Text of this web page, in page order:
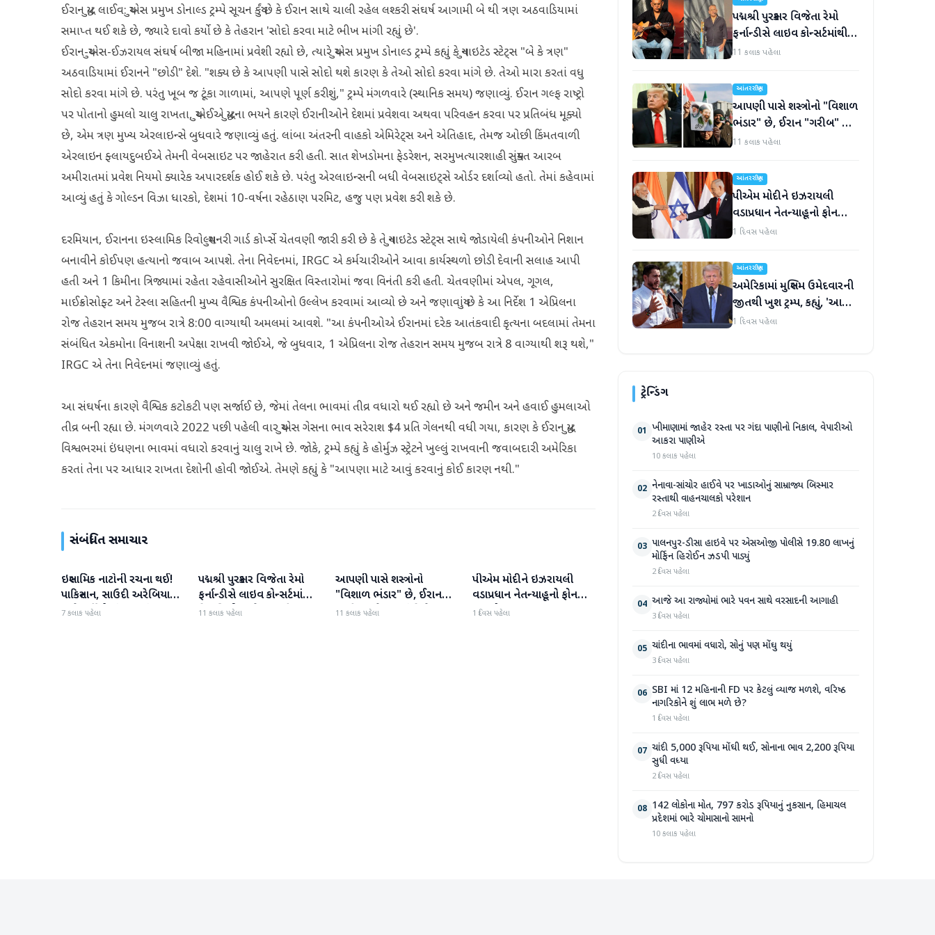
ઈરાન યુદ્ધ લાઈવ: યુએસ પ્રમુખ ડોનાલ્ડ ટ્રમ્પે સૂચન કર્યું છે કે ઈરાન સાથે ચાલી રહેલ લશ્કરી સંઘર્ષ આગામી બે થી ત્રણ અઠવાડિયામાં
સમાપ્ત થઈ શકે છે, જ્યારે દાવો કર્યો છે કે તેહરાન 'સોદો કરવા માટે ભીખ માંગી રહ્યું છે'.
ઈરાન-યુએસ-ઈઝરાયલ સંઘર્ષ બીજા મહિનામાં પ્રવેશી રહ્યો છે, ત્યારે યુએસ પ્રમુખ ડોનાલ્ડ ટ્રમ્પે કહ્યું કે યુનાઇટેડ સ્ટેટ્સ "બે કે ત્રણ"
અઠવાડિયામાં ઈરાનને "છોડી" દેશે. "શક્ય છે કે આપણી પાસે સોદો થશે કારણ કે તેઓ સોદો કરવા માંગે છે. તેઓ મારા કરતાં વધુ
સોદો કરવા માંગે છે. પરંતુ ખૂબ જ ટૂંકા ગાળામાં, આપણે પૂર્ણ કરીશું," ટ્રમ્પે મંગળવારે (સ્થાનિક સમય) જણાવ્યું. ઈરાન ગલ્ફ રાષ્ટ્રો
પર પોતાનો હુમલો ચાલુ રાખતા, યુએઈએ યુદ્ધના ભયને કારણે ઈરાનીઓને દેશમાં પ્રવેશવા અથવા પરિવહન કરવા પર પ્રતિબંધ મૂક્યો
છે, એમ ત્રણ મુખ્ય એરલાઇન્સે બુધવારે જણાવ્યું હતું. લાંબા અંતરની વાહકો એમિરેટ્સ અને એતિહાદ, તેમજ ઓછી કિંમતવાળી
એરલાઇન ફ્લાયદુબઈએ તેમની વેબસાઇટ પર જાહેરાત કરી હતી. સાત શેખડોમના ફેડરેશન, સરમુખત્યારશાહી સંયુક્ત આરબ
અમીરાતમાં પ્રવેશ નિયમો ક્યારેક અપારદર્શક હોઈ શકે છે. પરંતુ એરલાઇન્સની બધી વેબસાઇટ્સે ઓર્ડર દર્શાવ્યો હતો. તેમાં કહેવામાં
આવ્યું હતું કે ગોલ્ડન વિઝા ધારકો, દેશમાં 10-વર્ષના રહેઠાણ પરમિટ, હજુ પણ પ્રવેશ કરી શકે છે.
દરમિયાન, ઈરાનના ઇસ્લામિક રિવોલ્યુશનરી ગાર્ડ કોર્પ્સે ચેતવણી જારી કરી છે કે તે યુનાઇટેડ સ્ટેટ્સ સાથે જોડાયેલી કંપનીઓને નિશાન
બનાવીને કોઈપણ હત્યાનો જવાબ આપશે. તેના નિવેદનમાં, IRGC એ કર્મચારીઓને આવા કાર્યસ્થળો છોડી દેવાની સલાહ આપી
હતી અને 1 કિમીના ત્રિજ્યામાં રહેતા રહેવાસીઓને સુરક્ષિત વિસ્તારોમાં જવા વિનંતી કરી હતી. ચેતવણીમાં એપલ, ગૂગલ,
માઈક્રોસોફ્ટ અને ટેસ્લા સહિતની મુખ્ય વૈશ્વિક કંપનીઓનો ઉલ્લેખ કરવામાં આવ્યો છે અને જણાવાયું છે કે આ નિર્દેશ 1 એપ્રિલના
રોજ તેહરાન સમય મુજબ રાત્રે 8:00 વાગ્યાથી અમલમાં આવશે. "આ કંપનીઓએ ઈરાનમાં દરેક આતંકવાદી કૃત્યના બદલામાં તેમના
સંબંધિત એકમોના વિનાશની અપેક્ષા રાખવી જોઈએ, જે બુધવાર, 1 એપ્રિલના રોજ તેહરાન સમય મુજબ રાત્રે 8 વાગ્યાથી શરૂ થશે,"
IRGC એ તેના નિવેદનમાં જણાવ્યું હતું.
આ સંઘર્ષના કારણે વૈશ્વિક કટોકટી પણ સર્જાઈ છે, જેમાં તેલના ભાવમાં તીવ્ર વધારો થઈ રહ્યો છે અને જમીન અને હવાઈ હુમલાઓ
તીવ્ર બની રહ્યા છે. મંગળવારે 2022 પછી પહેલી વાર યુએસ ગેસના ભાવ સરેરાશ $4 પ્રતિ ગેલનથી વધી ગયા, કારણ કે ઈરાન યુદ્ધ
વિશ્વભરમાં ઇંધણના ભાવમાં વધારો કરવાનું ચાલુ રાખે છે. જોકે, ટ્રમ્પે કહ્યું કે હોર્મુઝ સ્ટ્રેટને ખુલ્લું રાખવાની જવાબદારી અમેરિકા
કરતાં તેના પર આધાર રાખતા દેશોની હોવી જોઈએ. તેમણે કહ્યું કે "આપણા માટે આવું કરવાનું કોઈ કારણ નથી."
સંબંધિત સમાચાર
આંતરરાષ્ટ્રીય
ઇસ્લામિક નાટોની રચના થઈ!
પાકિસ્તાન, સાઉદી અરેબિયા
અને તુર્કીએ સંયુક્ત સંરક્ષણ
7 કલાક પહેલા
આંતરરાષ્ટ્રીય
પદ્મશ્રી પુરસ્કાર વિજેતા રેમો
ફર્નાન્ડીસે લાઇવ કોન્સર્ટમાંથી
નિવૃત્તિની જાહેરાત કરી
11 કલાક પહેલા
આંતરરાષ્ટ્રીય
આપણી પાસે શસ્ત્રોનો
"વિશાળ ભંડાર" છે, ઈરાન
"ગરીબ" છે, ટ્રમ્પનું નિવેદન
11 કલાક પહેલા
આંતરરાષ્ટ્રીય
પીએમ મોદીને ઇઝરાયલી
વડાપ્રધાન નેતન્યાહૂનો ફોન
આવ્યો
1 દિવસ પહેલા
પદ્મશ્રી પુરસ્કાર વિજેતા રેમો
ફર્નાન્ડીસે લાઇવ કોન્સર્ટમાંથી
નિવૃત્તિની જાહેરાત કરી
11 કલાક પહેલા
આંતરરાષ્ટ્રીય
આપણી પાસે શસ્ત્રોનો "વિશાળ
ભંડાર" છે, ઈરાન "ગરીબ" છે,
ટ્રમ્પનું નિવેદન
11 કલાક પહેલા
આંતરરાષ્ટ્રીય
પીએમ મોદીને ઇઝરાયલી
વડાપ્રધાન નેતન્યાહૂનો ફોન
આવ્યો
1 દિવસ પહેલા
આંતરરાષ્ટ્રીય
અમેરિકામાં મુસ્લિમ ઉમેદવારની
જીતથી ખુશ ટ્રમ્પ, કહ્યું, 'આ
અમારા માટે સારા સમાચાર છે'
1 દિવસ પહેલા
ટ્રેન્ડિંગ
01 ખીમાણામાં જાહેર રસ્તા પર ગંદા પાણીનો નિકાલ, વેપારીઓ
આકરા પાણીએ
10 કલાક પહેલા
02 નેનાવા-સાંચોર હાઈવે પર ખાડાઓનું સામ્રાજ્ય બિસ્માર
રસ્તાથી વાહનચાલકો પરેશાન
2 દિવસ પહેલા
03 પાલનપુર-ડીસા હાઇવે પર એસઓજી પોલીસે 19.80 લાખનું
મોર્ફિન હિરોઈન ઝડપી પાડ્યું
2 દિવસ પહેલા
04 આજે આ રાજ્યોમાં ભારે પવન સાથે વરસાદની આગાહી
3 દિવસ પહેલા
05 ચાંદીના ભાવમાં વધારો, સોનું પણ મોંઘુ થયું
3 દિવસ પહેલા
06 SBI માં 12 મહિનાની FD પર કેટલું વ્યાજ મળશે, વરિષ્ઠ
નાગરિકોને શું લાભ મળે છે?
1 દિવસ પહેલા
07 ચાંદી 5,000 રૂપિયા મોંઘી થઈ, સોનાના ભાવ 2,200 રૂપિયા
સુધી વધ્યા
2 દિવસ પહેલા
08 142 લોકોના મોત, 797 કરોડ રૂપિયાનું નુકસાન, હિમાચલ
પ્રદેશમાં ભારે ચોમાસાનો સામનો
10 કલાક પહેલા